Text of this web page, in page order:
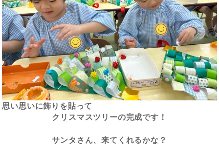
思い思いに飾りを貼って
クリスマスツリーの完成です！
サンタさん、来てくれるかな？